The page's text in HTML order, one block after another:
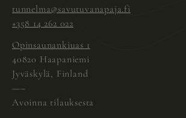
tunnelma@savutuvanapaja.fi
+358 14 262 022
Opinsaunankiuas 1
40820 Haapaniemi
Jyväskylä, Finland
—–
Avoinna tilauksesta